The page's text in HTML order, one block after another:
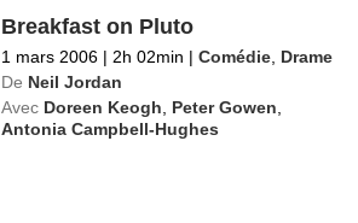
Breakfast on Pluto
1 mars 2006 | 2h 02min | Comédie Drame
De Neil Jordan
Avec Doreen Keogh Peter Gowen
Antonia Campbell-Hughes